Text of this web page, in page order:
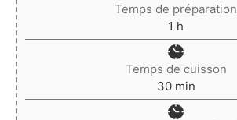
Temps de préparation
1 heure
h
Temps de cuisson
30minutes
min